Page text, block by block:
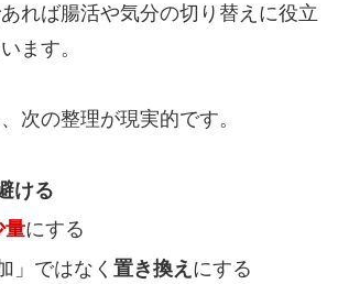
れば腸活や気分の切り替えに役立
ます。
次の整理が現実的です。
ける
量にする
」ではなく 置き換え にする